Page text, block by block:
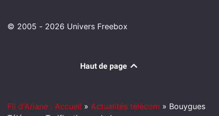
© 2005 - 2026 Univers Freebox
Haut de page
Fil d'Ariane : Accueil » Actualités télécom » Bouygues